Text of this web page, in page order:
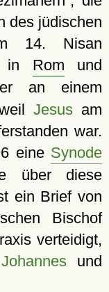
des jüdischen
14. Nisan
in Rom und
an einem
Jesusam
war.
eine Synode
über diese
ein Brief von
Bischof
verteidigt,
Johannesund